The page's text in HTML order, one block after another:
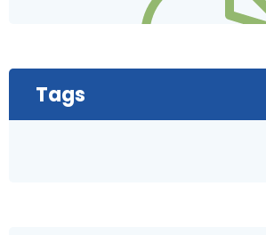
Tags